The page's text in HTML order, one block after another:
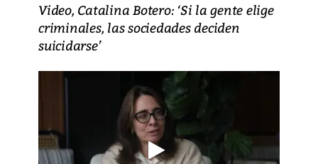
Video, Catalina Botero: ‘Si la gente elige
criminales, las sociedades deciden
suicidarse’